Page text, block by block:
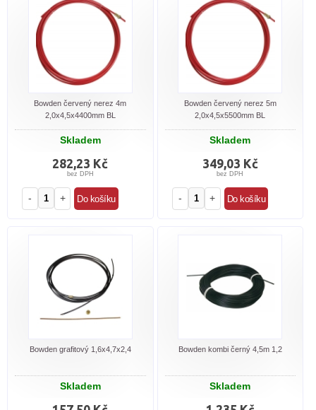
Bowden červený nerez 4m
2,0x4,5x4400mm BL
Skladem
282,23 Kč
bez DPH
- +
Bowden červený nerez 5m
2,0x4,5x5500mm BL
Skladem
349,03 Kč
bez DPH
- +
Bowden grafitový 1,6x4,7x2,4
Skladem
Bowden kombi černý 4,5m 1,2
Skladem